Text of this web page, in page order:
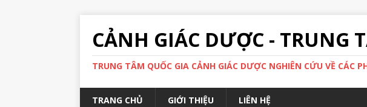
CẢNH GIÁC DƯỢC - TRUNG
TRUNG TÂM QUỐC GIA CẢNH GIÁC DƯỢC NGHIÊN CỨU VỀ CÁC
TRANG CHỦ GIỚI THIỆU LIÊN HỆ